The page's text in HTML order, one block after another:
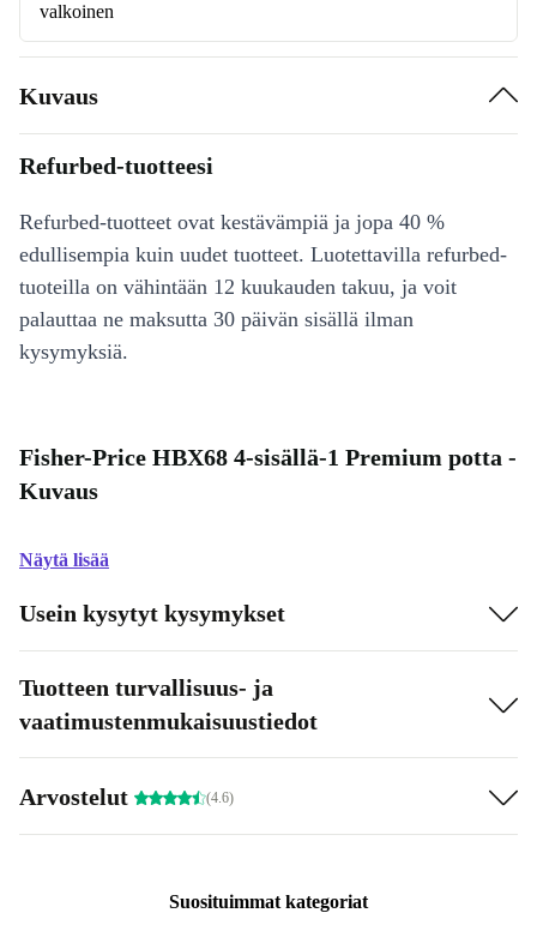
valkoinen
Kuvaus
Refurbed-tuotteesi
Refurbed-tuotteet ovat kestävämpiä ja jopa 40 %
edullisempia kuin uudet tuotteet. Luotettavilla refurbed-
tuoteilla on vähintään 12 kuukauden takuu, ja voit
palauttaa ne maksutta 30 päivän sisällä ilman
kysymyksiä.
Fisher-Price HBX68 4-sisällä-1 Premium potta -
Kuvaus
Näytä lisää
Usein kysytyt kysymykset
Tuotteen turvallisuus- ja
vaatimustenmukaisuustiedot
Arvostelut (4.6)
Suosituimmat kategoriat